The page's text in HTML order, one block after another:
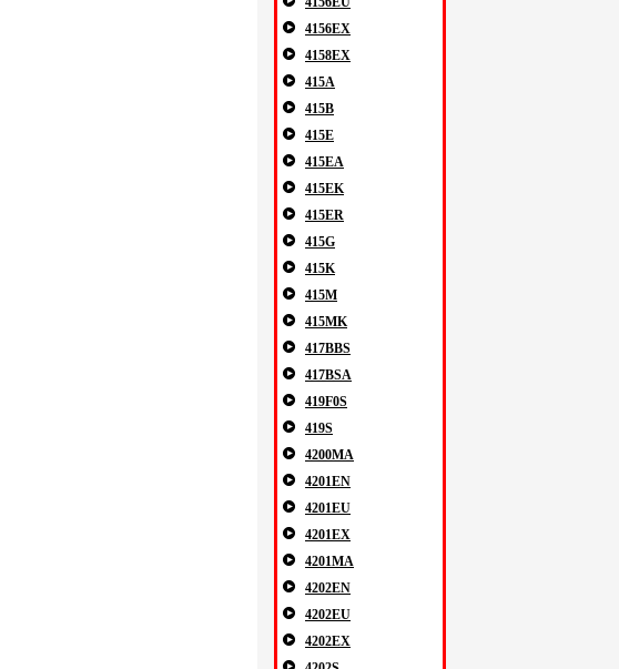
4156EX
4158EX
415A
415B
415E
415EA
415EK
415ER
415G
415K
415M
415MK
417BBS
417BSA
419F0S
419S
4200MA
4201EN
4201EU
4201EX
4201MA
4202EN
4202EU
4202EX